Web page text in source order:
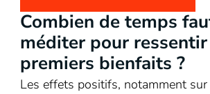
Combien de temps
méditer pour
premiers bienfaits ?
Les effets positifs, notamment